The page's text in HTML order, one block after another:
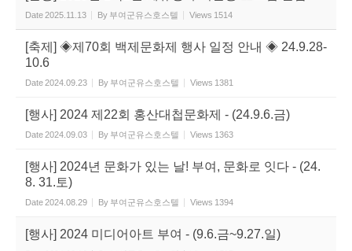
Date2025.11.13 By 부여군유스호스텔 Views 1514
[축제] ◈제70회 백제문화제 행사 일정 안내 ◈ 24.9.28-
10.6
Date2024.09.23 By 부여군유스호스텔 Views 1381
[행사] 2024 제22회 홍산대첩문화제 - (24.9.6.금)
Date2024.09.03 By 부여군유스호스텔 Views 1363
[행사] 2024년 문화가 있는 날! 부여, 문화로 잇다 - (24.
8. 31.토)
Date2024.08.29 By 부여군유스호스텔 Views 1394
[행사] 2024 미디어아트 부여 - (9.6.금~9.27.일)